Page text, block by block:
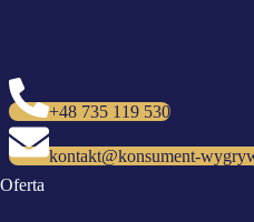
+48 735 119 530
kontakt@konsument-
Oferta